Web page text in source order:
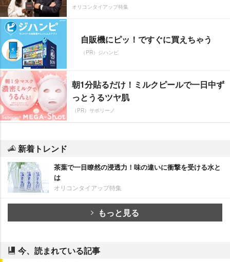
オリコンタイアップ特集
自販機にピッ！ですぐに買えちゃう
（PR）ジハンピ
朝1分貼るだけ！ミルクピールで一日中ず
っとうるツヤ肌
（PR）サボリーノ
新着トレンド
茶葉で一目瞭然の浸透力！味の違いに衝撃を受ける水と
は
オリコンタイアップ特集
もっと見る
今、読まれている記事